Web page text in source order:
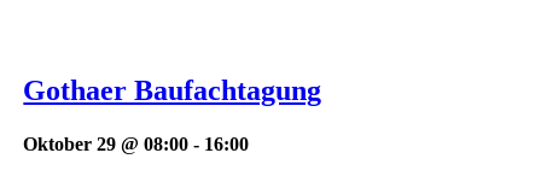
Gothaer Baufachtagung
Oktober 29 @ 08:00 - 16:00